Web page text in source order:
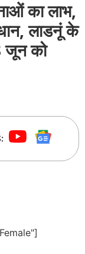
का लाभ,
लाडनूं के
जून को